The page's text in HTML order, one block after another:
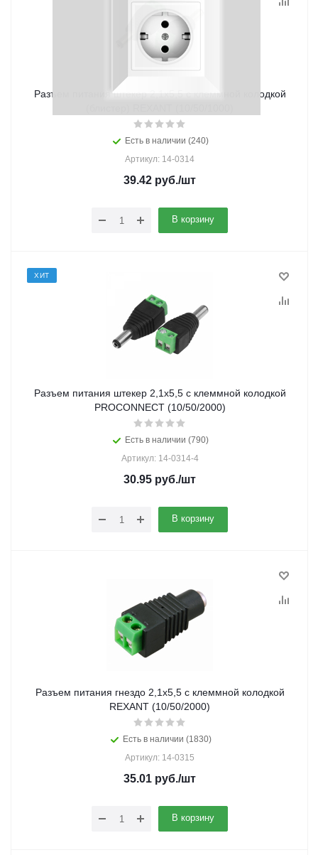
Разъем питания штекер 2,1х5,5 с клеммной колодкой
Есть в наличии (240)
Артикул: 14-0314
39.42 руб./шт
В корзину
ХИТ
Разъем питания штекер 2,1х5,5 с клеммной колодкой
PROCONNECT (10/50/2000)
Есть в наличии (790)
Артикул: 14-0314-4
30.95 руб./шт
В корзину
Разъем питания гнездо 2,1х5,5 с клеммной колодкой
REXANT (10/50/2000)
Есть в наличии (1830)
Артикул: 14-0315
35.01 руб./шт
В корзину